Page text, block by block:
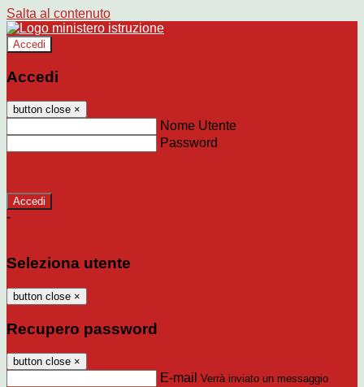
Salta al contenuto
Accedi
Accedi
button close ×
Nome Utente
Password
-
Seleziona utente
button close ×
Recupero password
button close ×
E-mail Verrà inviato un messaggio